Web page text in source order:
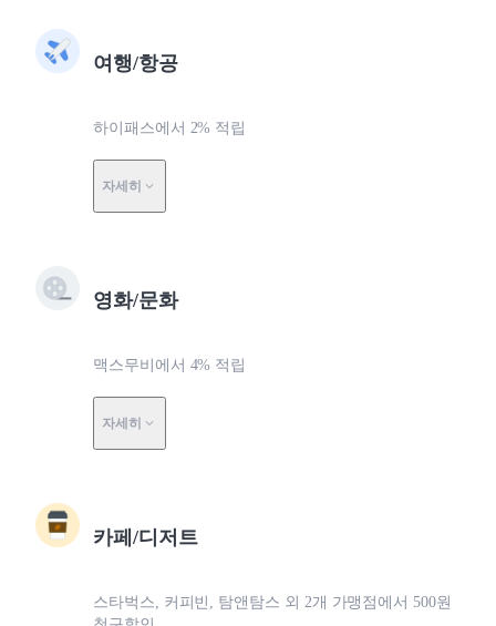
여행/항공
하이패스에서 2% 적립
자세히
영화/문화
맥스무비에서 4% 적립
자세히
카페/디저트
스타벅스, 커피빈, 탐앤탐스 외 2개 가맹점에서 500원